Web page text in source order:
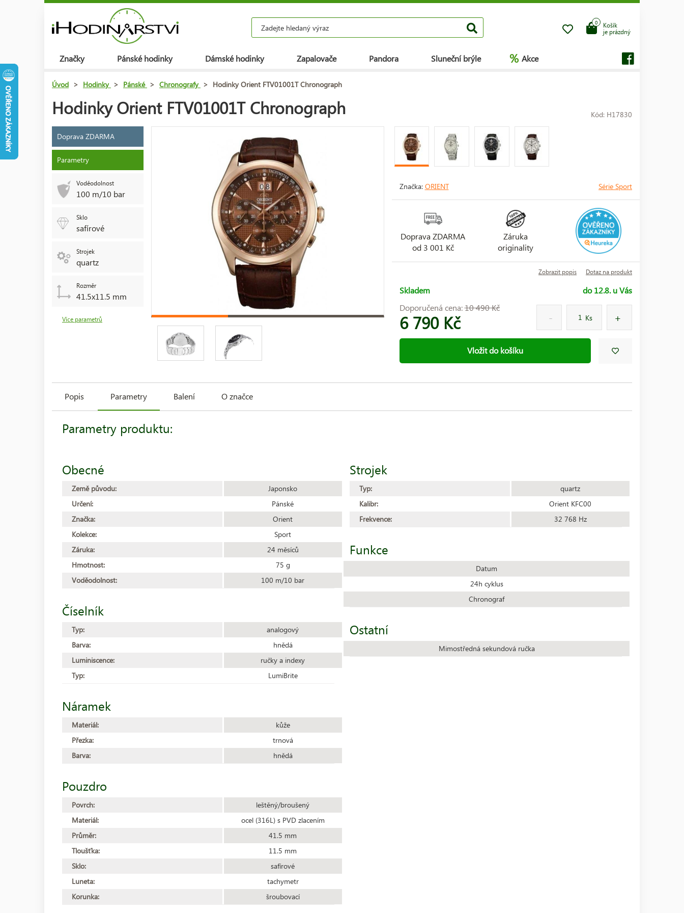
Košík
je prázdný
0
Značky Pánské hodinky Dámské hodinky Zapalovače Pandora Sluneční brýle % Akce
Úvod > Hodinky > Pánské > Chronografy > Hodinky Orient FTV01001T Chronograph
Hodinky Orient FTV01001T Chronograph Kód: H17830
Doprava ZDARMA
Parametry
Voděodolnost
100 m/10 bar
Sklo
safírové
Strojek
quartz
Rozměr
41.5x11.5 mm
Více parametrů
Značka: ORIENT Série Sport
Doprava ZDARMA
od 3 001 Kč
Záruka
originality
Zobrazit popis Dotaz na produkt
Skladem
do 12.8. u Vás
Doporučená cena:10 490 Kč
6 790 Kč Ks
Vložit do košíku
Popis Parametry Balení O značce
Parametry produktu:
Obecné
Země původu:
Japonsko
Určení:
Pánské
Značka:
Orient
Kolekce:
Sport
Záruka:
24 měsíců
Hmotnost:
75 g
Voděodolnost:
100 m/10 bar
Číselník
Typ:
analogový
Barva:
hnědá
Luminiscence:
ručky a indexy
Typ:
LumiBrite
Náramek
Materiál:
kůže
Přezka:
trnová
Barva:
hnědá
Pouzdro
Povrch:
leštěný/broušený
Materiál:
ocel (316L) s PVD zlacením
Průměr:
41.5 mm
Tloušťka:
11.5 mm
Sklo:
safírové
Luneta:
tachymetr
Korunka:
šroubovací
Strojek
Typ:
quartz
Kalibr:
Orient KFC00
Frekvence:
32 768 Hz
Funkce
Datum
24h cyklus
Chronograf
Ostatní
Mimostředná sekundová ručka